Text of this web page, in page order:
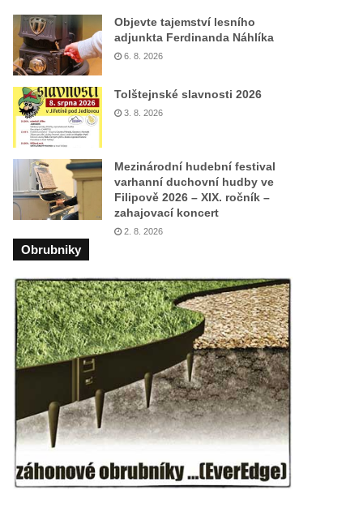
Objevte tajemství lesního
adjunkta Ferdinanda Náhlíka
6. 8. 2026
Tolštejnské slavnosti 2026
3. 8. 2026
Mezinárodní hudební festival
varhanní duchovní hudby ve
Filipově 2026 – XIX. ročník –
zahajovací koncert
2. 8. 2026
Obrubniky